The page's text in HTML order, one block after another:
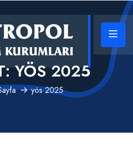
YÖS 2025
yös 2025